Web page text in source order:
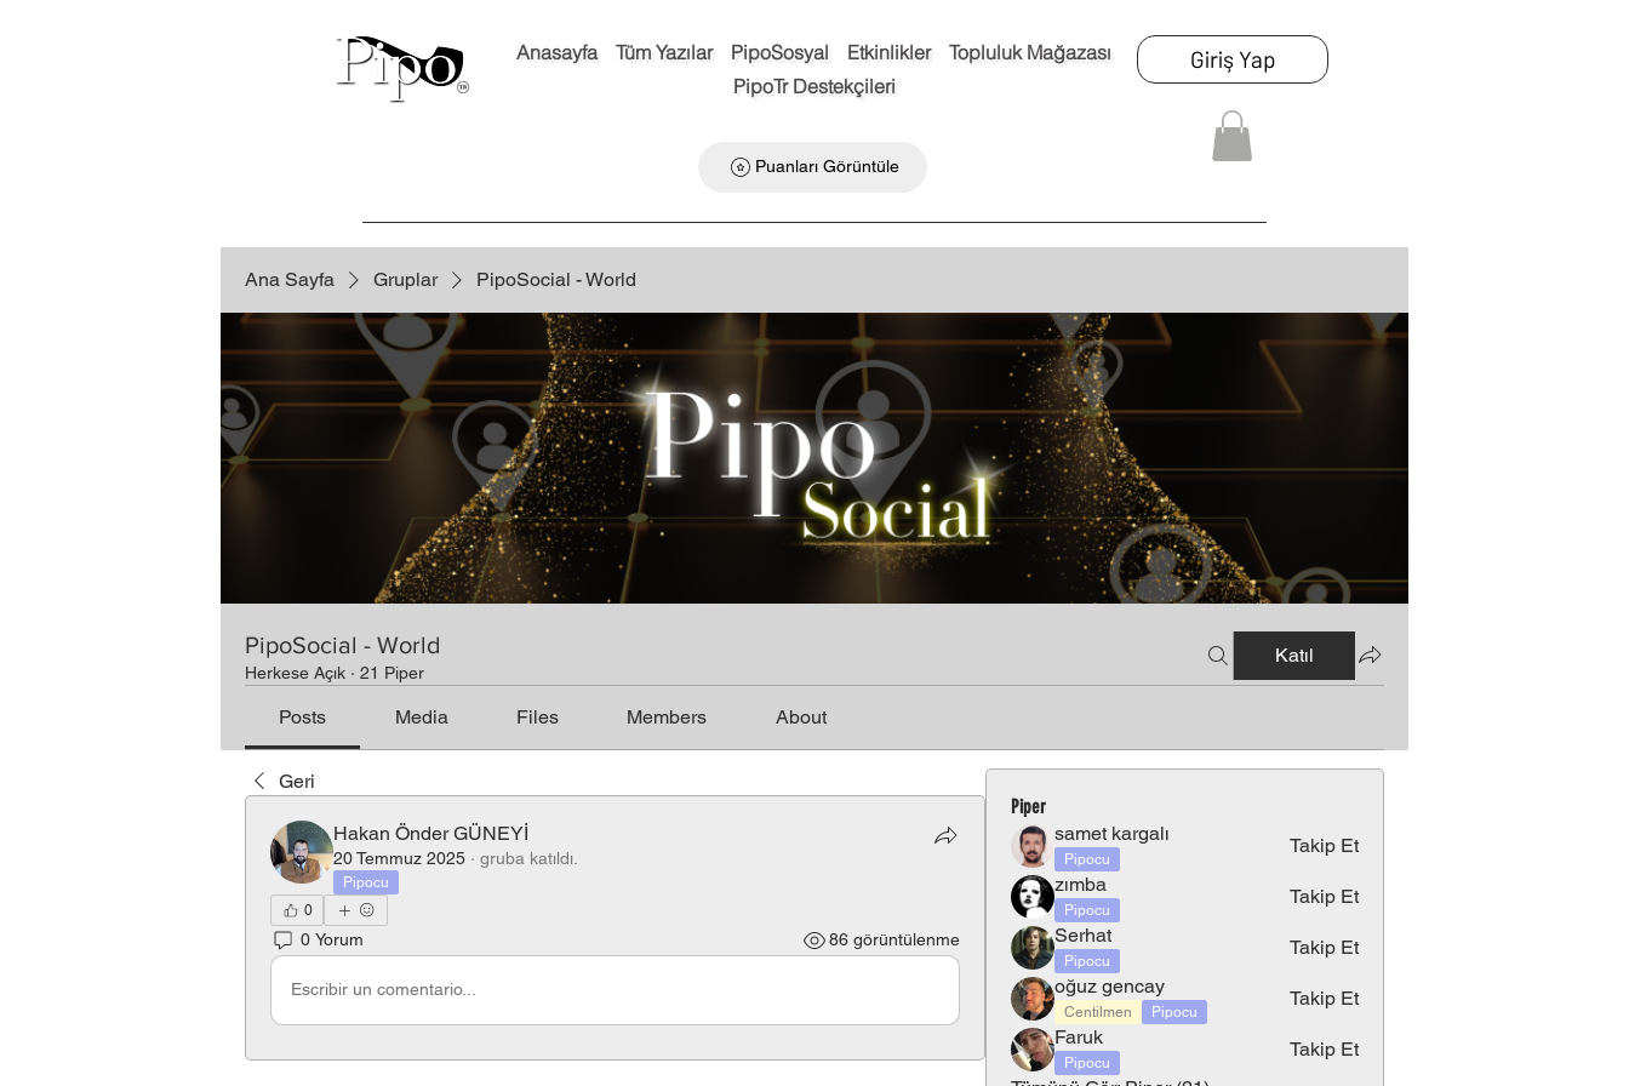
Anasayfa Tüm Yazılar PipoSosyal Etkinlikler
Topluluk Mağazası
PipoTr Destekçileri
Puanları Görüntüle
Giriş Yap
Ana Sayfa Gruplar PipoSocial - World
PipoSocial - World
Herkese Açık · 21 Piper
Katıl
Posts Media Files Members About
Geri
Hakan Önder GÜNEYİ
20 Temmuz 2025 · gruba katıldı.
Pipocu
0
0 Yorum 86 görüntülenme
Escribir un comentario...
Piper
samet kargalı
Pipocu
Takip Et
zımba
Pipocu
Takip Et
Serhat
Pipocu
Takip Et
oğuz gencay
Centilmen Pipocu
Takip Et
Faruk
Pipocu
Takip Et